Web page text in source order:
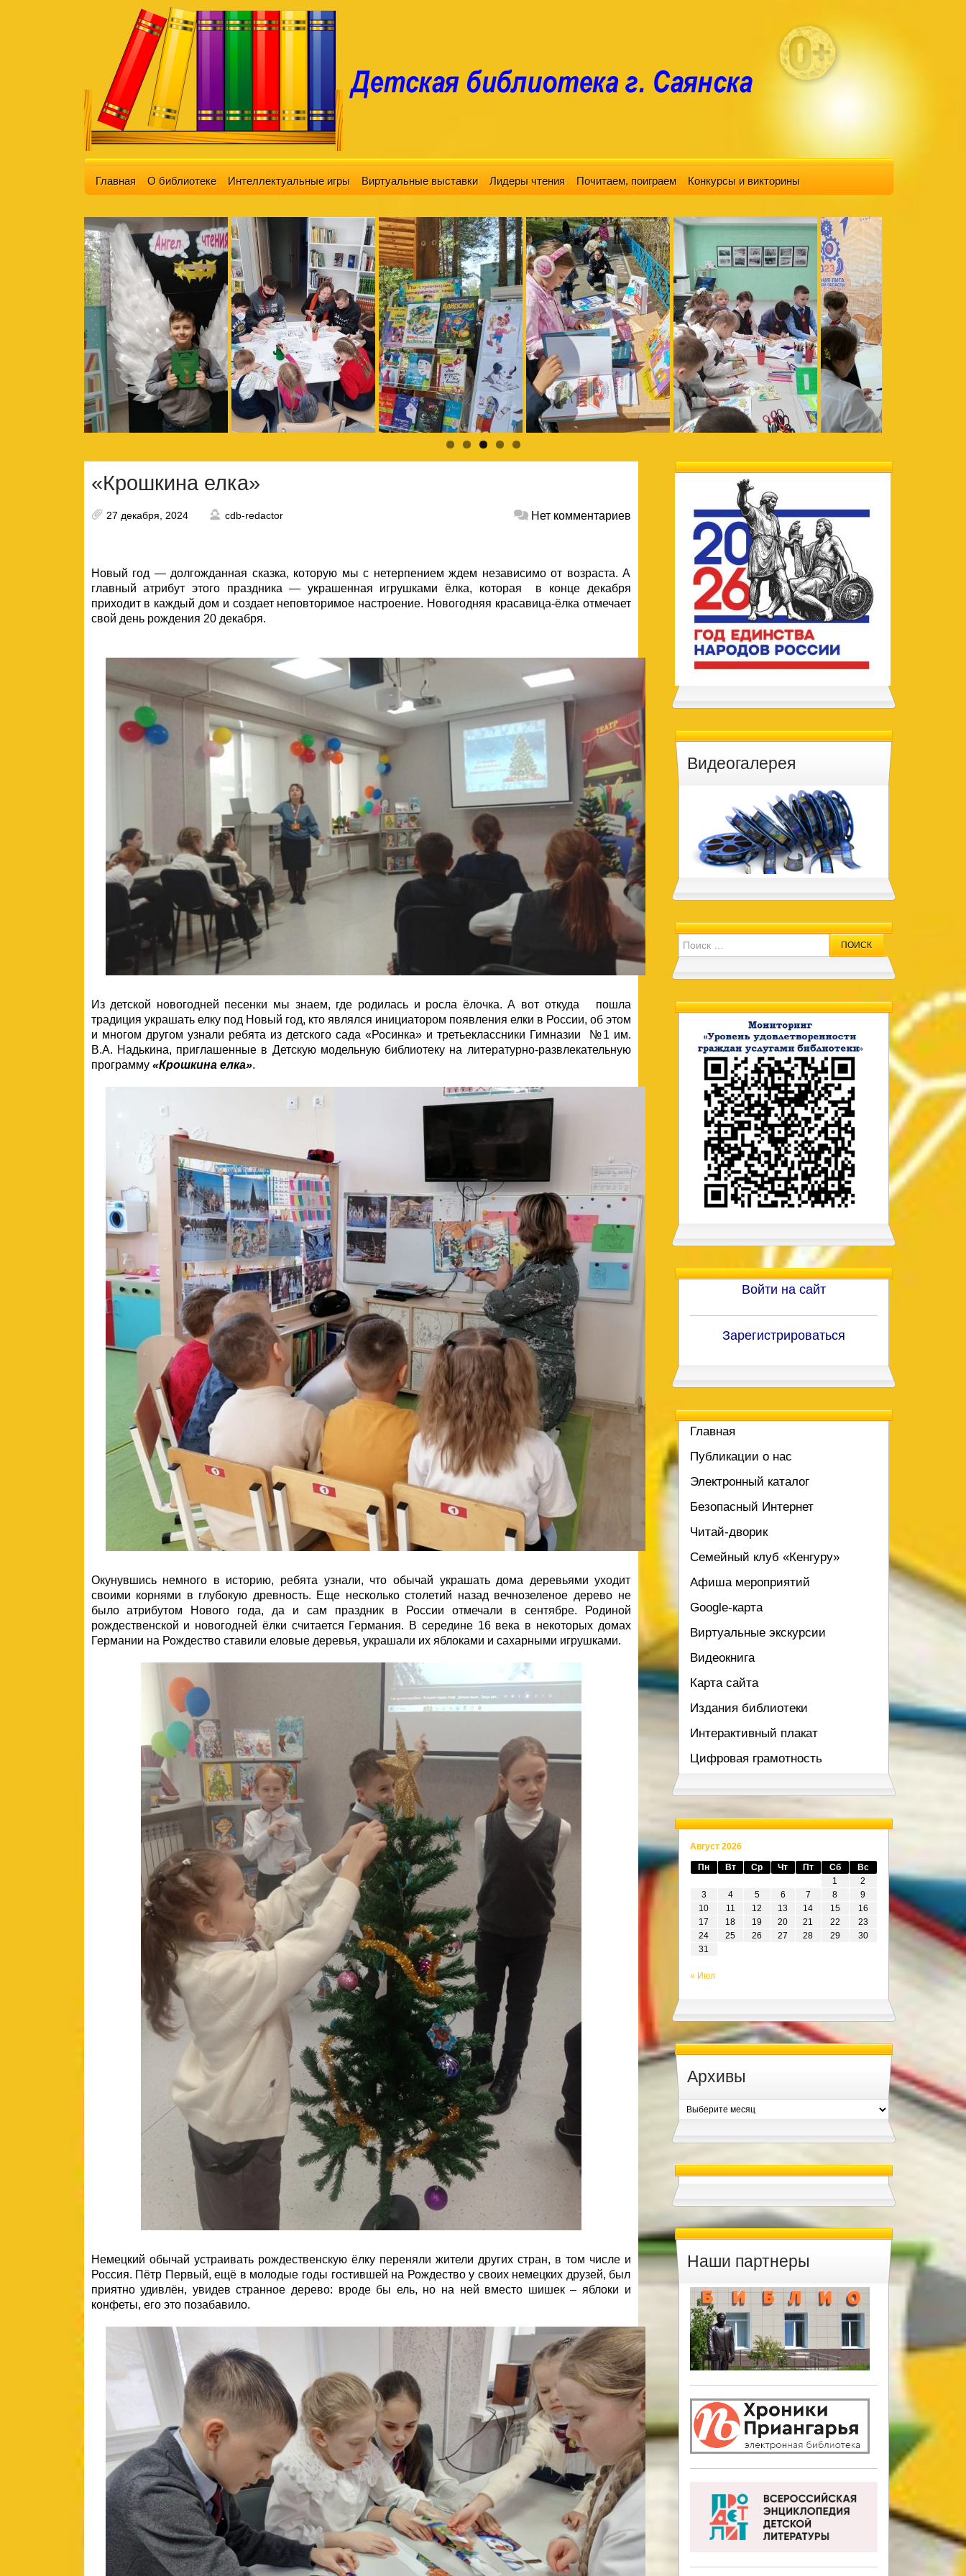
Главная О библиотеке Интеллектуальные игры Виртуальные выставки Лидеры чтения Почитаем, поиграем Конкурсы и викторины
«Крошкина елка»
27 декабря, 2024 cdb-redactor Нет комментариев
Новый год — долгожданная сказка, которую мы с нетерпением ждем независимо от возраста. А
главный атрибут этого праздника — украшенная игрушками ёлка, которая в конце декабря
приходит в каждый дом и создает неповторимое настроение. Новогодняя красавица-ёлка отмечает
свой день рождения 20 декабря.
Из детской новогодней песенки мы знаем, где родилась и росла ёлочка. А вот откуда пошла
традиция украшать елку под Новый год, кто являлся инициатором появления елки в России, об этом
и многом другом узнали ребята из детского сада «Росинка» и третьеклассники Гимназии №1 им.
В.А. Надькина, приглашенные в Детскую модельную библиотеку на литературно-развлекательную
программу «Крошкина елка».
Окунувшись немного в историю, ребята узнали, что обычай украшать дома деревьями уходит
своими корнями в глубокую древность. Еще несколько столетий назад вечнозеленое дерево не
было атрибутом Нового года, да и сам праздник в России отмечали в сентябре. Родиной
рождественской и новогодней ёлки считается Германия. В середине 16 века в некоторых домах
Германии на Рождество ставили еловые деревья, украшали их яблоками и сахарными игрушками.
Немецкий обычай устраивать рождественскую ёлку переняли жители других стран, в том числе и
Россия. Пётр Первый, ещё в молодые годы гостившей на Рождество у своих немецких друзей, был
приятно удивлён, увидев странное дерево: вроде бы ель, но на ней вместо шишек – яблоки и
конфеты, его это позабавило.
Видеогалерея
Search for:
Войти на сайт
Зарегистрироваться
Главная
Публикации о нас
Электронный каталог
Безопасный Интернет
Читай-дворик
Семейный клуб «Кенгуру»
Афиша мероприятий
Google-карта
Виртуальные экскурсии
Видеокнига
Карта сайта
Издания библиотеки
Интерактивный плакат
Цифровая грамотность
Август 2026
Пн Вт Ср Чт Пт Сб
Вс
1
2
3
4 5 6 7 8
9
10
11 12 13 14 15
16
17
18 19 20 21 22
23
24
25 26 27 28 29
30
31
« Июл
Архивы
Архивы
Наши партнеры